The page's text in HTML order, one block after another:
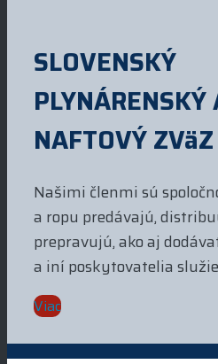
SLOVENSKÝ
PLYNÁRENSKÝ
NAFTOVÝ ZVäZ
Našimi členmi sú
a ropu predávajú,
prepravujú, ako aj
a iní poskytovatelia
Viac